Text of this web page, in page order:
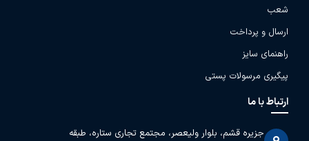
شعب
ارسال و پرداخت
راهنمای سایز
پیگیری مرسولات پستی
ارتباط با ما
جزیره قشم، بلوار ولیعصر، مجتمع تجاری ستاره، طبقه